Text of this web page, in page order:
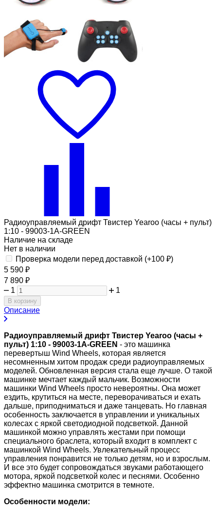
Радиоуправляемый дрифт Твистер Yearoo (часы + пульт)
1:10 - 99003-1A-GREEN
Наличие на складе
Нет в наличии
Проверка модели перед доставкой (+100 ₽)
5 590 ₽
7 890 ₽
1
1
В корзину
Описание
Радиоуправляемый дрифт Твистер Yearoo (часы +
пульт) 1:10 - 99003-1A-GREEN - это машинка
перевертыш Wind Wheels, которая является
несомненным хитом продаж среди радиоуправляемых
моделей. Обновленная версия стала еще лучше. О такой
машинке мечтает каждый мальчик. Возможности
машинки Wind Wheels просто невероятны. Она может
ездить, крутиться на месте, переворачиваться и ехать
дальше, приподниматься и даже танцевать. Но главная
особенность заключается в управлении и уникальных
колесах с яркой светодиодной подсветкой. Данной
машинкой можно управлять жестами при помощи
специального браслета, который входит в комплект с
машинкой Wind Wheels. Увлекательный процесс
управления понравится не только детям, но и взрослым.
И все это будет сопровождаться звуками работающего
мотора, яркой подсветкой колес и песнями. Особенно
эффектно машинка смотрится в темноте.
Особенности модели: